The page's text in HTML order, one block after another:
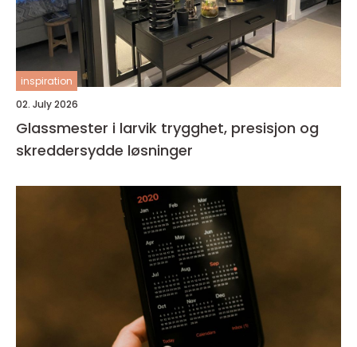
inspiration
02. July 2026
Glassmester i larvik trygghet, presisjon og
skreddersydde løsninger